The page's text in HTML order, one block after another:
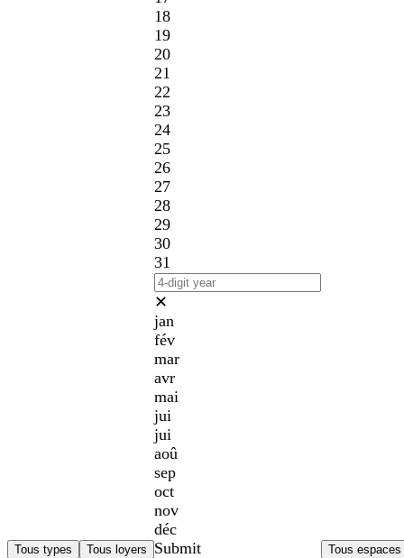
Tous types Tous loyers
18
19
20
21
22
23
24
25
26
27
28
29
30
31
✕
jan
fév
mar
avr
mai
jui
jui
aoû
sep
oct
nov
déc
Submit
Tous espaces